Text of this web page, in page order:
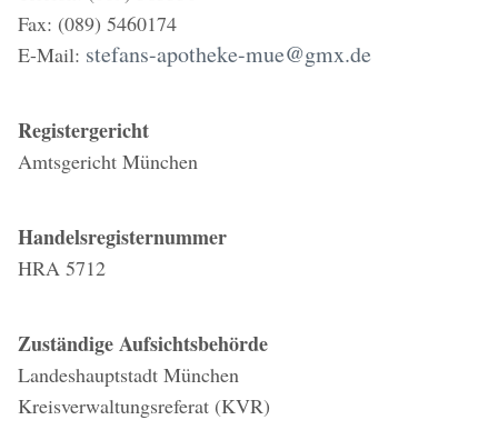
Fax: (089) 5460174
E-Mail: stefans-apotheke-mue@gmx.de
Registergericht
Amtsgericht München
Handelsregisternummer
HRA 5712
Zuständige Aufsichtsbehörde
Landeshauptstadt München
Kreisverwaltungsreferat (KVR)